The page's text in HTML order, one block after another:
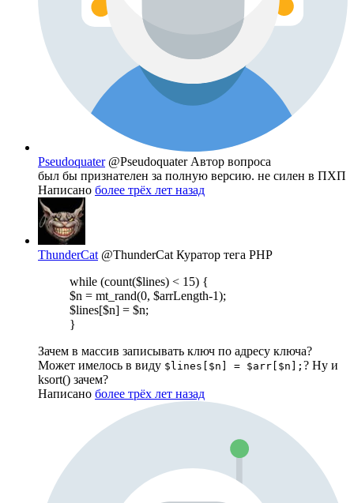
Pseudoquater @Pseudoquater Автор вопроса
был бы признателен за полную версию. не силен в ПХП
Написано более трёх лет назад
ThunderCat @ThunderCat Куратор тега PHP
while (count($lines) < 15) {
$n = mt_rand(0, $arrLength-1);
$lines[$n] = $n;
}
Зачем в массив записывать ключ по адресу ключа?
Может имелось в виду $lines[$n] = $arr[$n]; ? Ну и
ksort() зачем?
Написано более трёх лет назад